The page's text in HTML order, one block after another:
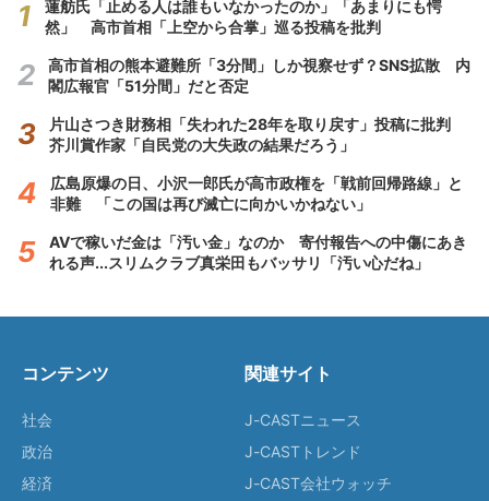
蓮舫氏「止める人は誰もいなかったのか」「あまりにも愕
然」 高市首相「上空から合掌」巡る投稿を批判
高市首相の熊本避難所「3分間」しか視察せず？SNS拡散 内
閣広報官「51分間」だと否定
片山さつき財務相「失われた28年を取り戻す」投稿に批判
芥川賞作家「自民党の大失政の結果だろう」
広島原爆の日、小沢一郎氏が高市政権を「戦前回帰路線」と
非難 「この国は再び滅亡に向かいかねない」
AVで稼いだ金は「汚い金」なのか 寄付報告への中傷にあき
れる声...スリムクラブ真栄田もバッサリ「汚い心だね」
コンテンツ
社会
政治
経済
関連サイト
J-CASTニュース
J-CASTトレンド
J-CAST会社ウォッチ